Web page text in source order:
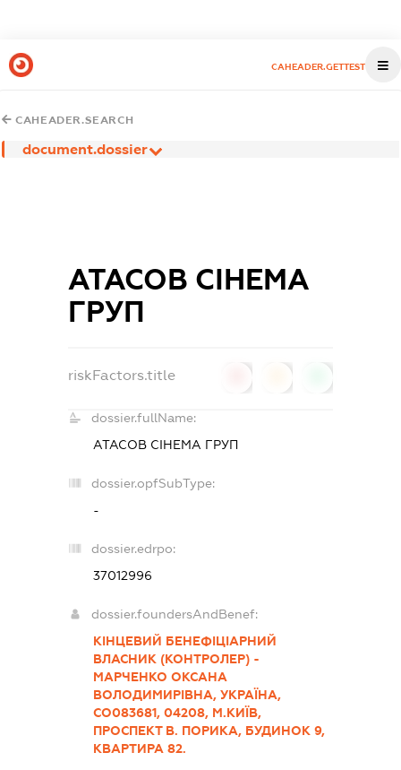
CAHEADER.GETTEST
CAHEADER.SEARCH
document.dossier
АТАСОВ СІНЕМА
ГРУП
riskFactors.title
dossier.fullName:
АТАСОВ СІНЕМА ГРУП
dossier.opfSubType:
-
dossier.edrpo:
37012996
dossier.foundersAndBenef:
КІНЦЕВИЙ БЕНЕФІЦІАРНИЙ
ВЛАСНИК (КОНТРОЛЕР) -
МАРЧЕНКО ОКСАНА
ВОЛОДИМИРІВНА, УКРАЇНА,
СО083681, 04208, М.КИЇВ,
ПРОСПЕКТ В. ПОРИКА, БУДИНОК 9,
КВАРТИРА 82.